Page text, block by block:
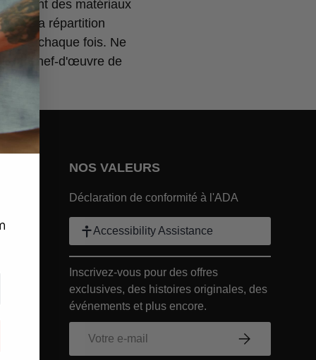
des matériaux
à la répartition
à chaque fois. Ne
un chef-d'œuvre de
Footer Link
Link
Footer Link
NOS VALEURS
Déclaration de conformité à l'ADA
Accessibility Assistance
Inscrivez-vous pour des offres
exclusives, des histoires originales, des
événements et plus encore.
S’inscrire